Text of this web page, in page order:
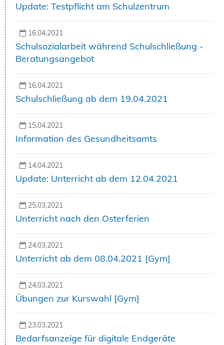
Update: Testpflicht am Schulzentrum
16.04.2021
Schulsozialarbeit während Schulschließung -
Beratungsangebot
16.04.2021
Schulschließung ab dem 19.04.2021
15.04.2021
Information des Gesundheitsamts
14.04.2021
Update: Unterricht ab dem 12.04.2021
25.03.2021
Unterricht nach den Osterferien
24.03.2021
Unterricht ab dem 08.04.2021 [Gym]
24.03.2021
Übungen zur Kurswahl [Gym]
23.03.2021
Bedarfsanzeige für digitale Endgeräte